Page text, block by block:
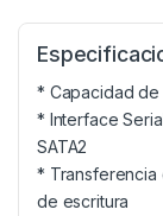
* Capacidad de
* Interface
SATA2
* Transferencia
de escritura